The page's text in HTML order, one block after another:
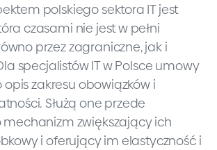
polskiego sektora IT jest
czasami nie jest w pełni
przez zagraniczne, jak i
specjalistów IT w Polsce umowy
opis zakresu obowiązków i
Służą one przede
mechanizm zwiększający ich
i oferujący im elastyczność i